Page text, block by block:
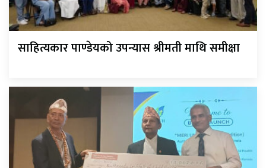
साहित्यकार पाण्डेयको उपन्यास श्रीमती माथि समीक्षा